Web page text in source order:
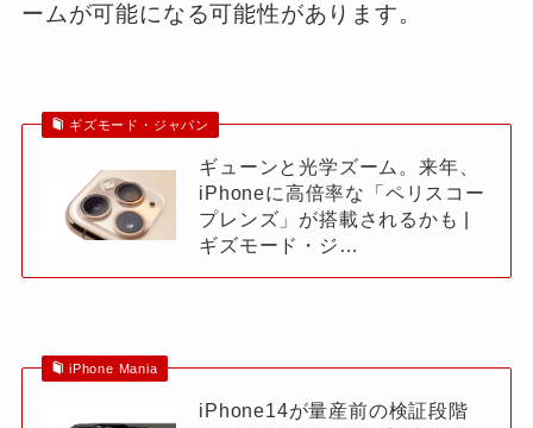
ームが可能になる可能性があります。
ギズモード・ジャパン
ギューンと光学ズーム。来年、
iPhoneに高倍率な「ペリスコー
プレンズ」が搭載されるかも |
ギズモード・ジ…
iPhone Mania
iPhone14が量産前の検証段階